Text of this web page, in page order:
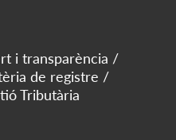
i transparència
de registre
Tributària